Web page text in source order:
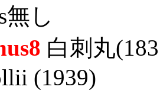
無し
白刺丸
(1939)